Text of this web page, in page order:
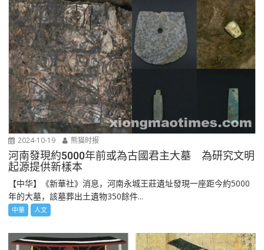
2024-10-19 熊猫时报
河南發現約5000年前或為古國君主大墓 為研究文明
起源提供新樣本
【中华】《新華社》消息，河南永城王莊遺址發現一座距今約5000
年的大墓，該墓葬出土遺物350餘件...
中華 人文